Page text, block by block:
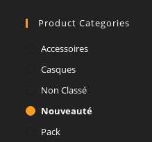
Product Categories
Accessoires
Casques
Non Classé
Nouveauté
Pack